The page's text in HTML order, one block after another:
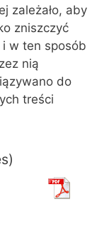
zależało, aby
zniszczyć
w ten sposób
nią
do
treści